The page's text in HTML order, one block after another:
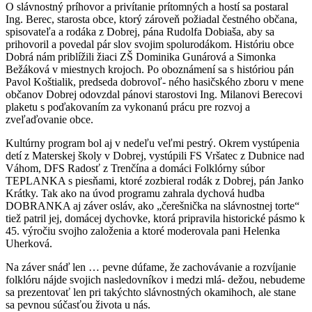
O slávnostný príhovor a privítanie prítomných a hostí sa postaral
Ing. Berec, starosta obce, ktorý zároveň požiadal čestného občana,
spisovateľa a rodáka z Dobrej, pána Rudolfa Dobiaša, aby sa
prihovoril a povedal pár slov svojim spolurodákom. Históriu obce
Dobrá nám priblížili žiaci ZŠ Dominika Gunárová a Simonka
Bežáková v miestnych krojoch. Po oboznámení sa s históriou pán
Pavol Koštialik, predseda dobrovoľ- ného hasičského zboru v mene
občanov Dobrej odovzdal pánovi starostovi Ing. Milanovi Berecovi
plaketu s poďakovaním za vykonanú prácu pre rozvoj a
zveľaďovanie obce.
Kultúrny program bol aj v nedeľu veľmi pestrý. Okrem vystúpenia
detí z Materskej školy v Dobrej, vystúpili FS Vršatec z Dubnice nad
Váhom, DFS Radosť z Trenčína a domáci Folklórny súbor
TEPLANKA s piesňami, ktoré zozbieral rodák z Dobrej, pán Janko
Krátky. Tak ako na úvod programu zahrala dychová hudba
DOBRANKA aj záver osláv, ako „čerešnička na slávnostnej torte“
tiež patril jej, domácej dychovke, ktorá pripravila historické pásmo k
45. výročiu svojho založenia a ktoré moderovala pani Helenka
Uherková.
Na záver snáď len … pevne dúfame, že zachovávanie a rozvíjanie
folklóru nájde svojich nasledovníkov i medzi mlá- dežou, nebudeme
sa prezentovať len pri takýchto slávnostných okamihoch, ale stane
sa pevnou súčasťou života u nás.